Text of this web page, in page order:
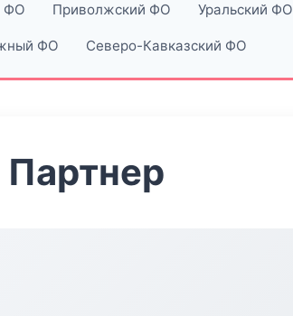
ФО Приволжский ФО Уральский ФО
ФО Северо-Кавказский ФО